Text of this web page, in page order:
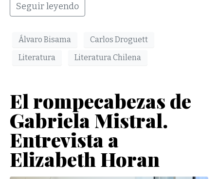
Seguir leyendo
Álvaro Bisama
Carlos Droguett
Literatura
Literatura Chilena
El rompecabezas de
Gabriela Mistral.
Entrevista a
Elizabeth Horan